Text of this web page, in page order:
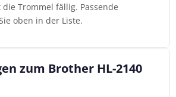
Trommel fällig. Passende
oben in der Liste.
zum Brother HL-2140